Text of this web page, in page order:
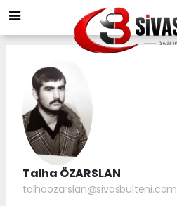
Talha ÖZARSLAN
talhaozarslan@sivasbulteni.com